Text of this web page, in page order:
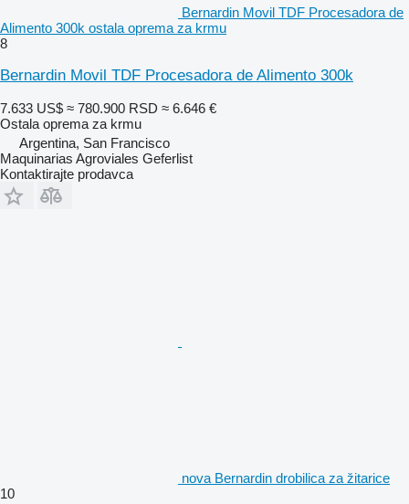
Bernardin Movil TDF Procesadora de
Alimento 300k ostala oprema za krmu
8
Bernardin Movil TDF Procesadora de Alimento 300k
7.633 US$ ≈ 780.900 RSD ≈ 6.646 €
Ostala oprema za krmu
Argentina, San Francisco
Maquinarias Agroviales Geferlist
Kontaktirajte prodavca
nova Bernardin drobilica za žitarice
10